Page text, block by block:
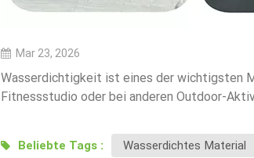
Mar 23, 2026
Wasserdichtigkeit ist eines der wichtigsten
Fitnessstudio oder bei anderen Outdoor-
FeuchtigkeitWasserdichte Materialien
Kleidung nach dem
Beliebte Tags : Wasserdichtes Material